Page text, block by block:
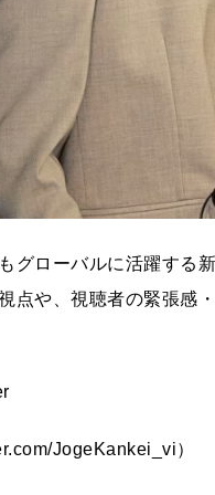
グローバルに活躍する
点や、視聴者の緊張感
JogeKankei_vi）